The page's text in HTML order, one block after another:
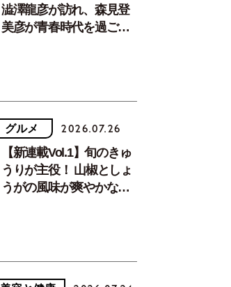
澁澤龍彦が訪れ、森見登
美彦が青春時代を過ごし
グルメ 2026.07.26
【新連載Vol.1】旬のきゅ
うりが主役！ 山椒としょ
うがの風味が爽やかな、